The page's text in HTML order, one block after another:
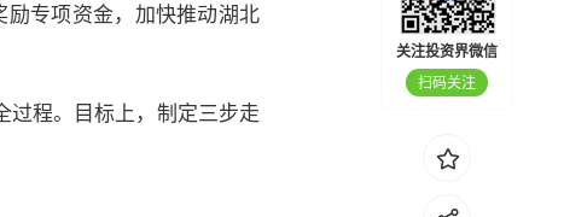
专项资金，加快推动湖北
过程。目标上，制定三步走
关注投资界微信
扫码关注